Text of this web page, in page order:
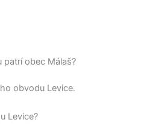
patrí obec Málaš?
obvodu Levice.
Levice?